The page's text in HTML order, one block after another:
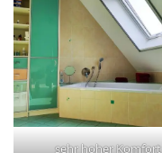
sehr hoher Komfort